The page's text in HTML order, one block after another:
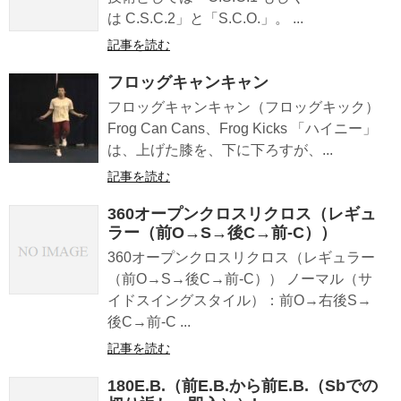
は C.S.C.2」と「S.C.O.」。 ...
記事を読む
フロッグキャンキャン
フロッグキャンキャン（フロッグキック）
Frog Can Cans、Frog Kicks 「ハイニー」
は、上げた膝を、下に下ろすが、...
記事を読む
360オープンクロスリクロス（レギュ
ラー（前O→S→後C→前-C））
360オープンクロスリクロス（レギュラー
（前O→S→後C→前-C）） ノーマル（サ
イドスイングスタイル）：前O→右後S→
後C→前-C ...
記事を読む
180E.B.（前E.B.から前E.B.（Sbでの